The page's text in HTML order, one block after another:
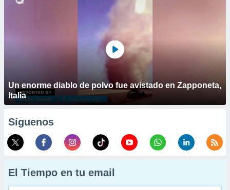
Un enorme diablo de polvo fue avistado en Zapponeta,
Italia
Síguenos
El Tiempo en tu email